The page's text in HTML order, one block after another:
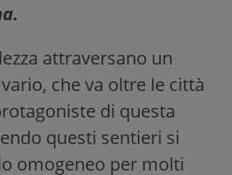
attraversano un
che va oltre le città
di questa
questi sentieri si
omogeneo per molti